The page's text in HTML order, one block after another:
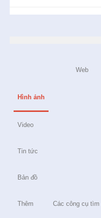
Web
Hình ảnh
Video
Tin tức
Bản đồ
Thêm Các công cụ